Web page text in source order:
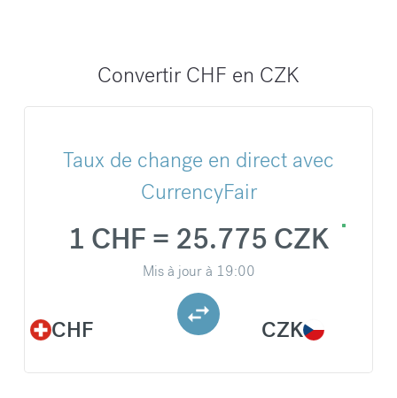
Convertir CHF en CZK
Taux de change en direct avec
CurrencyFair
CHF
1 CHF = 25.775 CZK
Mis à jour à 19:00
CZK